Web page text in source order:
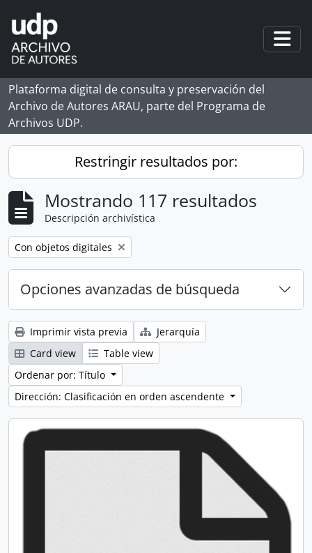
Skip to main content
Plataforma digital de consulta y preservación del
Archivo de Autores ARAU, parte del Programa de
Archivos UDP.
Restringir resultados por:
Mostrando 117 resultados
Descripción archivística
Remove filter:
Con objetos digitales
Opciones avanzadas de búsqueda
Imprimir vista previa
Jerarquía
Card view
Table view
Ordenar por: Título
Dirección: Clasificación en orden ascendente